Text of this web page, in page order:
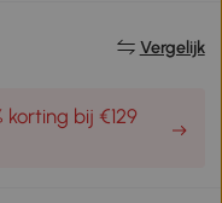
Vergelijk
korting bij €129